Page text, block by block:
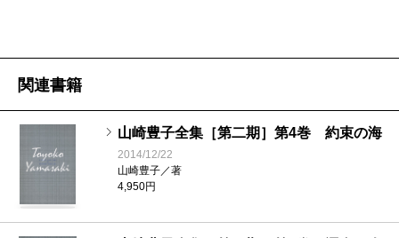
関連書籍
山崎豊子全集［第二期］第4巻 約束の海
2014/12/22
山崎豊子／著
4,950円